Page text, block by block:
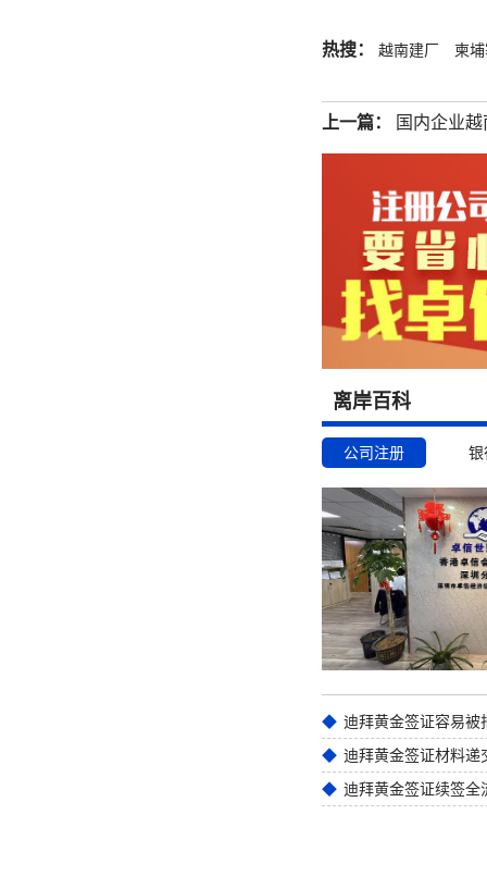
热搜： 越南建厂 柬
上一篇： 国内企业
离岸百科
公司注册 银
迪拜黄金签证材料递
迪拜黄金签证续签全